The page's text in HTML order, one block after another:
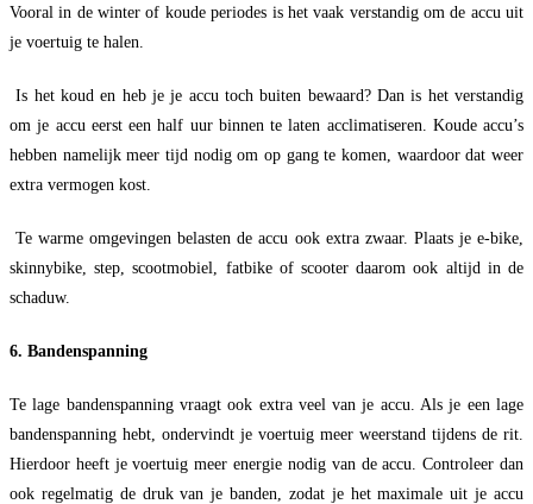
Vooral in de winter of koude periodes is het vaak verstandig om de accu uit
je voertuig te halen.
Is het koud en heb je je accu toch buiten bewaard? Dan is het verstandig
om je accu eerst een half uur binnen te laten acclimatiseren. Koude accu’s
hebben namelijk meer tijd nodig om op gang te komen, waardoor dat weer
extra vermogen kost.
Te warme omgevingen belasten de accu ook extra zwaar. Plaats je e-bike,
skinnybike, step, scootmobiel, fatbike of scooter daarom ook altijd in de
schaduw.
6. Bandenspanning
Te lage bandenspanning vraagt ook extra veel van je accu. Als je een lage
bandenspanning hebt, ondervindt je voertuig meer weerstand tijdens de rit.
Hierdoor heeft je voertuig meer energie nodig van de accu. Controleer dan
ook regelmatig de druk van je banden, zodat je het maximale uit je accu